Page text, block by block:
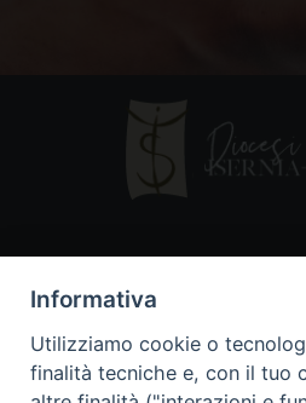
86170 Isernia
086550849
Informativa
Utilizziamo cookie o
finalità tecniche e, con il tuo